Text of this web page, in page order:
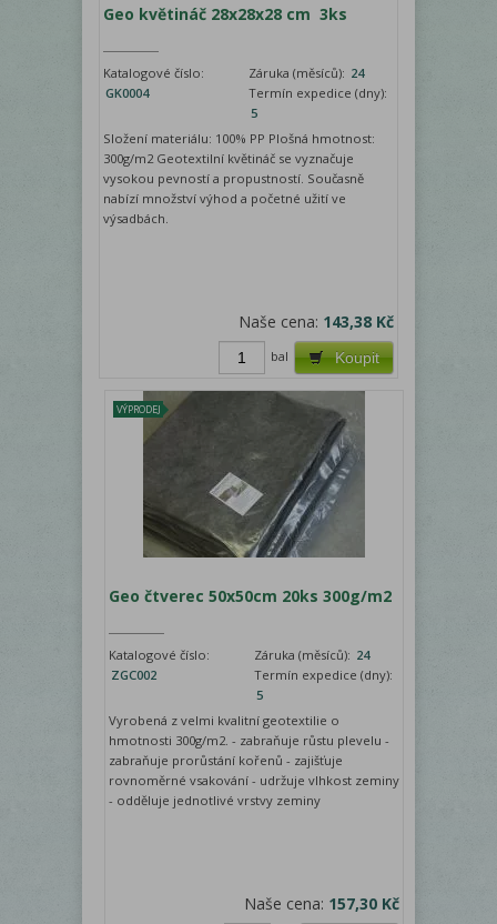
Geo květináč 28x28x28 cm 3ks
Katalogové číslo:
GK0004
Záruka (měsíců): 24
Termín expedice (dny):
5
Složení materiálu: 100% PP Plošná hmotnost:
300g/m2 Geotextilní květináč se vyznačuje
vysokou pevností a propustností. Současně
nabízí množství výhod a početné užití ve
výsadbách.
Naše cena: 143,38 Kč
Koupit
bal
VÝPRODEJ
Geo čtverec 50x50cm 20ks 300g/m2
Katalogové číslo:
ZGC002
Záruka (měsíců): 24
Termín expedice (dny):
5
Vyrobená z velmi kvalitní geotextilie o
hmotnosti 300g/m2. - zabraňuje růstu plevelu -
zabraňuje prorůstání kořenů - zajišťuje
rovnoměrné vsakování - udržuje vlhkost zeminy
- odděluje jednotlivé vrstvy zeminy
Naše cena: 157,30 Kč